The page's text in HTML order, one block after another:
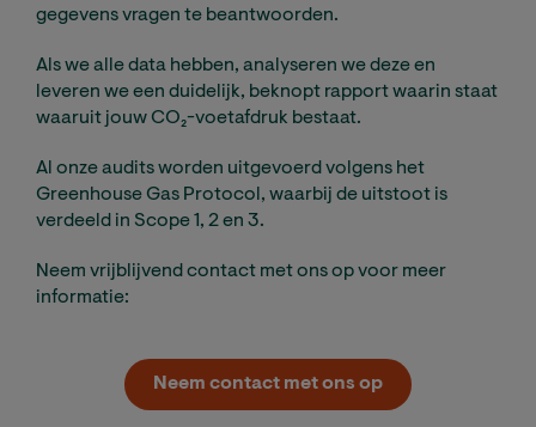
gegevens vragen te beantwoorden.
Als we alle data hebben, analyseren we deze en
leveren we een duidelijk, beknopt rapport waarin staat
waaruit jouw CO₂-voetafdruk bestaat.
Al onze audits worden uitgevoerd volgens het
Greenhouse Gas Protocol, waarbij de uitstoot is
verdeeld in Scope 1, 2 en 3.
Neem vrijblijvend contact met ons op voor meer
informatie:
Neem contact met ons op